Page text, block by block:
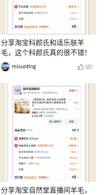
分享淘宝科颜氏和适乐肤羊
毛，这个科颜氏真的很不错！
misunting 183
分享淘宝自然堂直播间羊毛，